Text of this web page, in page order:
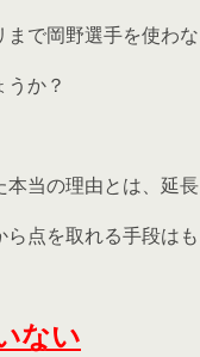
まで岡野選手を使わな
か？
本当の理由とは、延長
点を取れる手段はも
ない